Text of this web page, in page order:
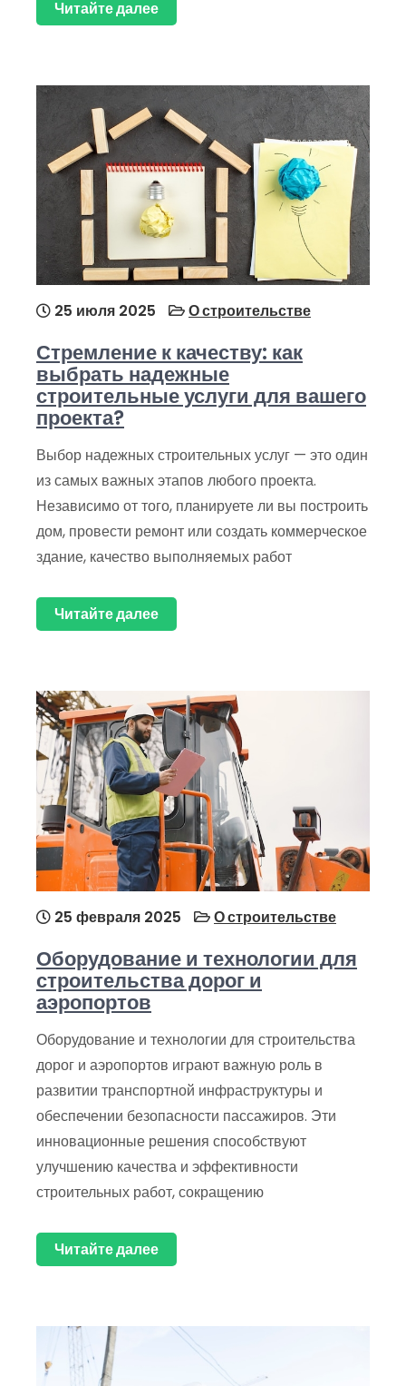
Читайте далее
25 июля 2025 О строительстве
Стремление к качеству: как
выбрать надежные
строительные услуги для вашего
проекта?
Выбор надежных строительных услуг — это один
из самых важных этапов любого проекта.
Независимо от того, планируете ли вы построить
дом, провести ремонт или создать коммерческое
здание, качество выполняемых работ
Читайте далее
25 февраля 2025 О строительстве
Оборудование и технологии для
строительства дорог и
аэропортов
Оборудование и технологии для строительства
дорог и аэропортов играют важную роль в
развитии транспортной инфраструктуры и
обеспечении безопасности пассажиров. Эти
инновационные решения способствуют
улучшению качества и эффективности
строительных работ, сокращению
Читайте далее